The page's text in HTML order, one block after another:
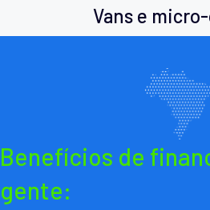
Vans e
Benefícios de
gente: